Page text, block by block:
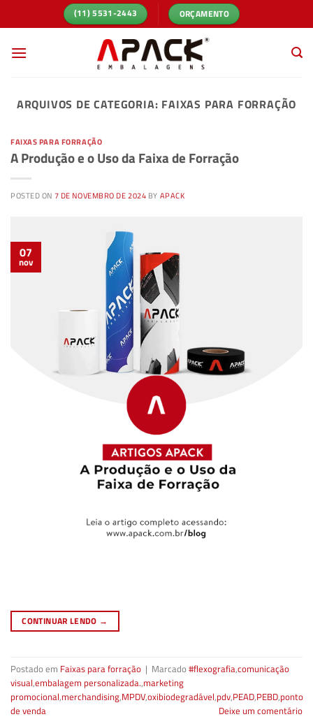
to
(11) 5531-2443 ORÇAMENTO
ARQUIVOS DE CATEGORIA: FAIXAS PARA FORRAÇÃO
FAIXAS PARA FORRAÇÃO
A Produção e o Uso da Faixa de Forração
POSTED ON 7 DE NOVEMBRO DE 2024 BY APACK
07
nov
CONTINUAR LENDO →
Postado em Faixas para forração | Marcado#flexografia,comunicação
visual,embalagem personalizada.,marketing
promocional,merchandising,MPDV,oxibiodegradável,pdv,PEAD,PEBD,ponto
de venda
Deixe um comentário